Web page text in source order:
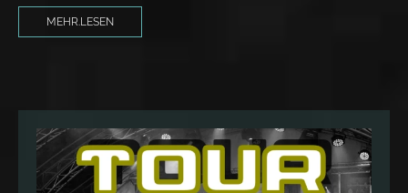
MEHR.LESEN